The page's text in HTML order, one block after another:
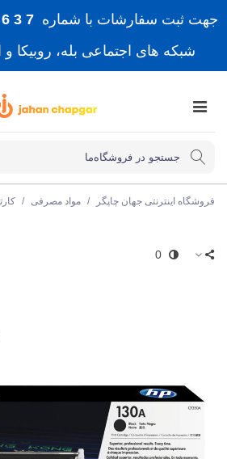
جهت ثبت سفارشات با شماره 7 3 6 0 5 0 1 2 9 9 0
شبکه های اجتماعی بله، روبیکا و
فروشگاه اینترنتی جهان چاپگر / مواد مصرفی /
0